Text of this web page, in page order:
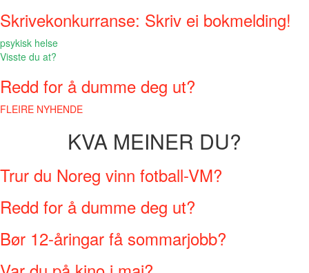
Skrivekonkurranse: Skriv ei bokmelding!
psykisk helse
Visste du at?
Redd for å dumme deg ut?
FLEIRE NYHENDE
KVA MEINER DU?
Trur du Noreg vinn fotball-VM?
Redd for å dumme deg ut?
Bør 12-åringar få sommarjobb?